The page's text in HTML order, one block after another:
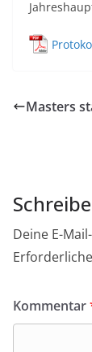
Masters
Deine E-
Kommentar